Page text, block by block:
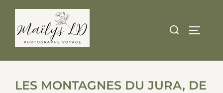
content
Search
LES MONTAGNES DU JURA, DE